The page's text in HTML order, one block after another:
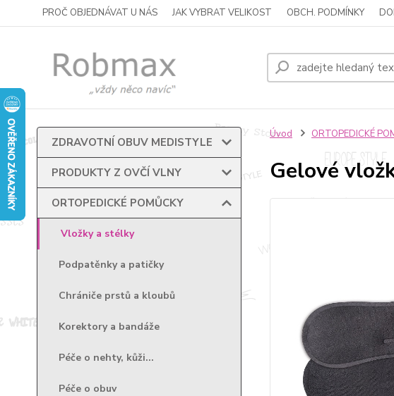
PROČ OBJEDNÁVAT U NÁS JAK VYBRAT VELIKOST OBCH. PODMÍNKY
ZDRAVOTNÍ OBUV MEDISTYLE
PRODUKTY Z OVČÍ VLNY
ORTOPEDICKÉ POMŮCKY
Vložky a stélky
Podpatěnky a patičky
Chrániče prstů a kloubů
Korektory a bandáže
Péče o nehty, kůži...
Péče o obuv
Úvod ORTOPEDICKÉ
Gelové